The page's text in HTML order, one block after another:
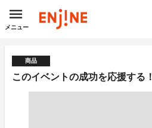
メニュー
商品
このイベントの成功を応援する！